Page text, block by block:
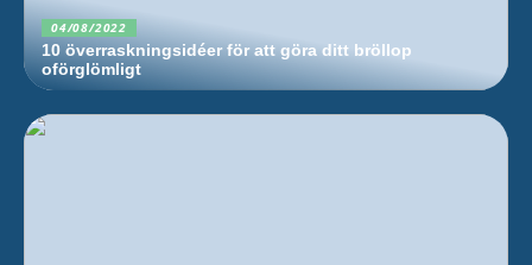
04/08/2022
10 överraskningsidéer för att göra ditt bröllop
oförglömligt